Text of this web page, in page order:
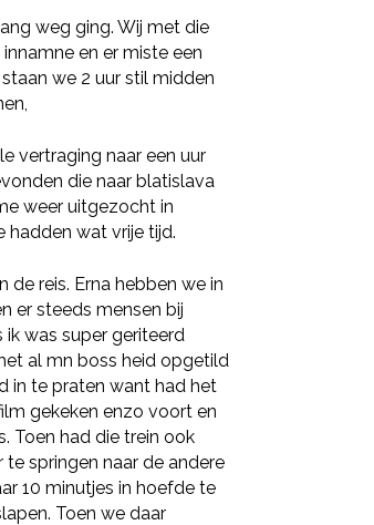
weg ging. Wij met die
en er miste een
we 2 uur stil midden
vertraging naar een uur
die naar blatislava
weer uitgezocht in
hadden wat vrije tijd.
reis. Erna hebben we in
er steeds mensen bij
was super geriteerd
al mn boss heid opgetild
in te praten want had het
gekeken enzo voort en
Toen had die trein ook
springen naar de andere
10 minutjes in hoefde te
Toen we daar